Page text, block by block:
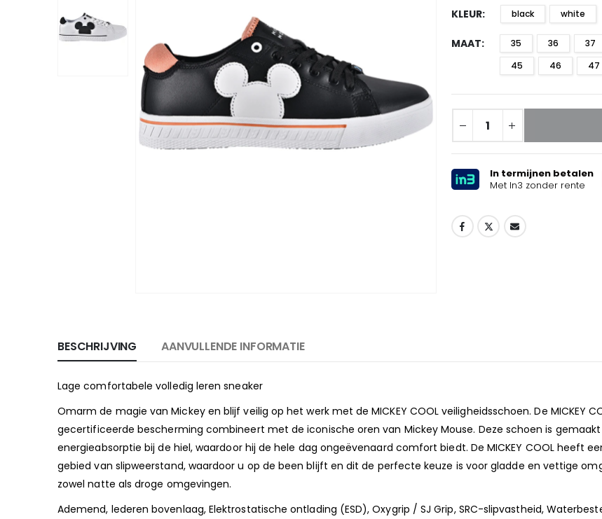
KLEUR black white
MAAT 35 36 37
45
46 47
In termijnen betalen
Met In3 zonder rente
BESCHRIJVING AANVULLENDE INFORMATIE
Lage comfortabele volledig leren sneaker
Omarm de magie van Mickey en blijf veilig op het werk met de MICKEY COOL veiligheidsschoen. De MICKEY
gecertificeerde bescherming combineert met de iconische oren van Mickey Mouse. Deze schoen is
energieabsorptie bij de hiel, waardoor hij de hele dag ongeëvenaard comfort biedt. De MICKEY COOL heeft
gebied van slipweerstand, waardoor u op de been blijft en dit de perfecte keuze is voor gladde en vettige
zowel natte als droge omgevingen.
Ademend, lederen bovenlaag, Elektrostatische ontlading (ESD), Oxygrip / SJ Grip, SRC-slipvastheid,